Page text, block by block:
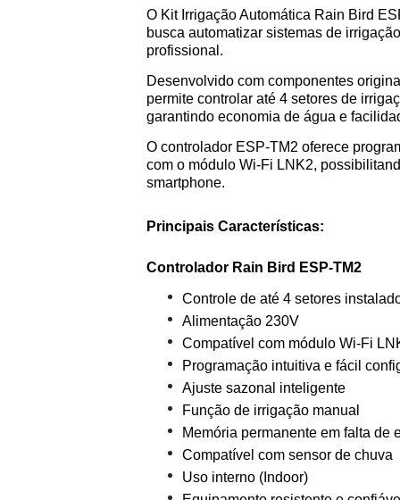
O Kit Irrigação Automática Rain Bird
busca automatizar sistemas de
profissional.
Desenvolvido com componentes
permite controlar até 4 setores de
garantindo economia de água e
O controlador ESP-TM2 oferece
com o módulo Wi-Fi LNK2,
smartphone.
Principais Características:
Controlador Rain Bird ESP-TM2
Controle de até 4 setores
Alimentação 230V
Compatível com módulo Wi-Fi
Programação intuitiva e fácil
Ajuste sazonal inteligente
Função de irrigação manual
Memória permanente em falta de
Compatível com sensor de chuva
Uso interno (Indoor)